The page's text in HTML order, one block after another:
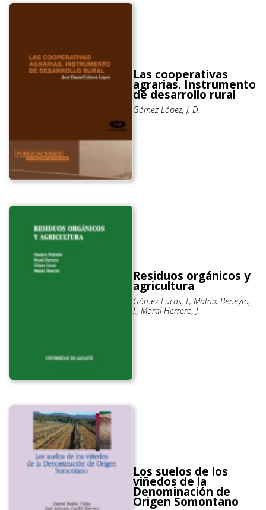
Las cooperativas
agrarias. Instrumento
de desarrollo rural
Gómez López, J. D.
Residuos orgánicos y
agricultura
Gómez Lucas, I.; Mataix Beneyto,
J.; Moral Herrero, J.
Los suelos de los
viñedos de la
Denominación de
Origen Somontano